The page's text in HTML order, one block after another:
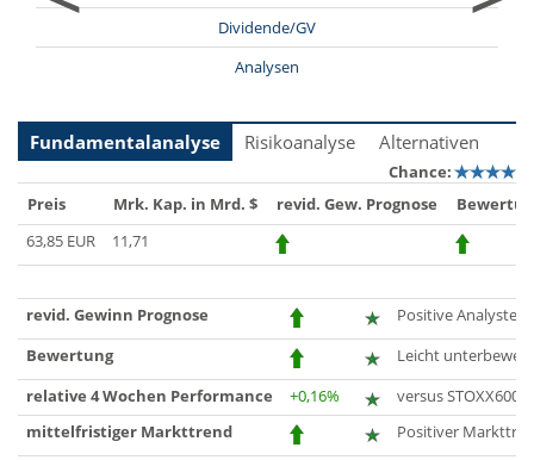
Dividende/GV
Analysen
Fundamentalanalyse Risikoanalyse Alternativen
Chance:
Preis
Mrk. Kap. in Mrd. $ revid. Gew. Prognose
63,85 EUR
11,71
revid. Gewinn Prognose
Positive
Bewertung
Leicht
relative 4 Wochen Performance
+0,16%
versus STOXX600
mittelfristiger Markttrend
Positiver